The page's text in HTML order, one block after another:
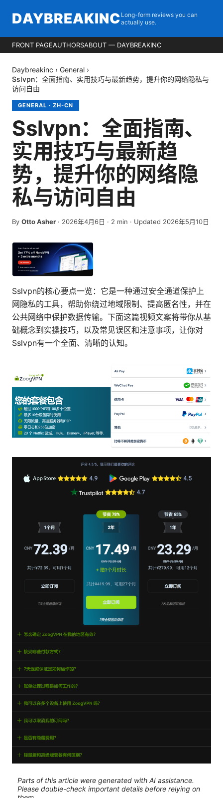
DAYBREAKINC Long-form reviews you can
actually use.
FRONT PAGEAUTHORSABOUT — DAYBREAKINC
Daybreakinc › General ›
Sslvpn：全面指南、实用技巧与最新趋势，提升你的网络隐私与
访问自由
GENERAL · ZH-CN
Sslvpn：全面指南、
实用技巧与最新趋
势，提升你的网络隐
私与访问自由
By Otto Asher · 2026年4月6日 · 2 min · Updated 2026年5月10日
Sslvpn的核心要点一览：它是一种通过安全通道保护上
网隐私的工具，帮助你绕过地域限制、提高匿名性，并在
公共网络中保护数据传输。下面这篇视频文案将带你从基
础概念到实操技巧，以及常见误区和注意事项，让你对
Sslvpn有一个全面、清晰的认知。
Parts of this article were generated with AI assistance.
Please double-check important details before relying on